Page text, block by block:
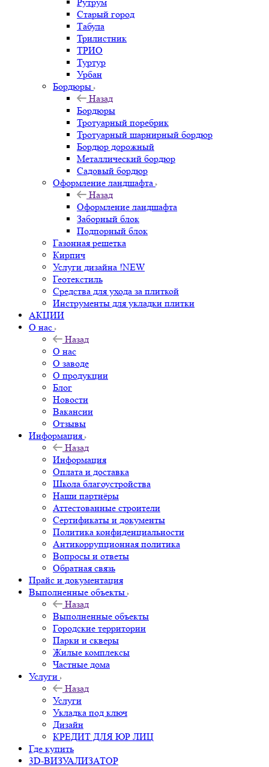
Старый город
Табула
Трилистник
ТРИО
Туртур
Урбан
Бордюры
Назад
Бордюры
Тротуарный поребрик
Тротуарный шарнирный бордюр
Бордюр дорожный
Металлический бордюр
Садовый бордюр
Оформление ландшафта
Назад
Оформление ландшафта
Заборный блок
Подпорный блок
Газонная решетка
Кирпич
Услуги дизайна !NEW
Геотекстиль
Средства для ухода за плиткой
Инструменты для укладки плитки
АКЦИИ
О нас
Назад
О нас
О заводе
О продукции
Блог
Новости
Вакансии
Отзывы
Информация
Назад
Информация
Оплата и доставка
Школа благоустройства
Наши партнёры
Аттестованные строители
Сертификаты и документы
Политика конфиденциальности
Антикоррупционная политика
Вопросы и ответы
Обратная связь
Прайс и документация
Выполненные объекты
Назад
Выполненные объекты
Городские территории
Парки и скверы
Жилые комплексы
Частные дома
Услуги
Назад
Услуги
Укладка под ключ
Дизайн
КРЕДИТ ДЛЯ ЮР ЛИЦ
Где купить
3D-ВИЗУАЛИЗАТОР